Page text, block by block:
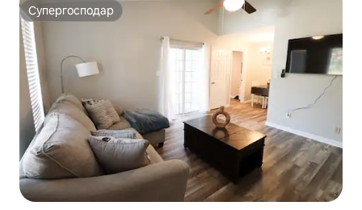
Супергосподар
Супергосподар